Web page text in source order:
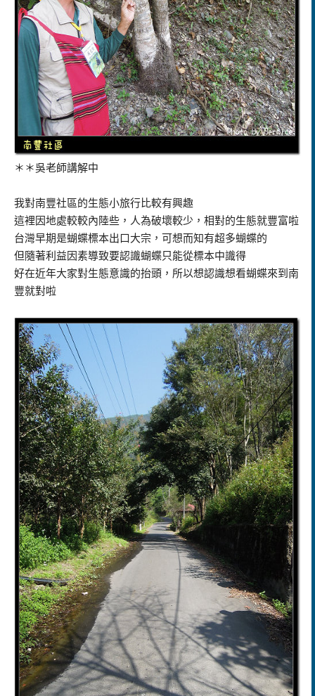
＊＊吳老師講解中
我對南豐社區的生態小旅行比較有興趣
這裡因地處較較內陸些，人為破壞較少，相對的生態就豐富啦
台灣早期是蝴蝶標本出口大宗，可想而知有超多蝴蝶的
但隨著利益因素導致要認識蝴蝶只能從標本中識得
好在近年大家對生態意識的抬頭，所以想認識想看蝴蝶來到南
豐就對啦